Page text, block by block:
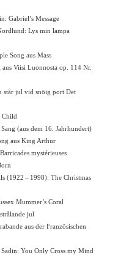
Gabriel’s Message
Lys min lampa
Song aus Mass
Viisi Luonnosta op. 114 Nr.
står jul vid snöig port Det
(aus dem 16. Jahrhundert)
aus King Arthur
mystérieuses
(1922 – 1998): The Christmas
Mummer’s Coral
jul
aus der Französischen
Sadin: You Only Cross my Mind